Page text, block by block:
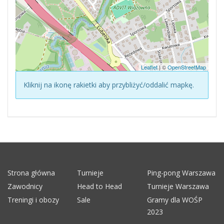
Leaflet| ©OpenStreetMap
Kliknij na ikonę rakietki aby przybliżyć/oddalić mapkę.
Strona główna Turnieje
Ping-pong Warszawa
Zawodnicy
Head to Head
Turnieje Warszawa
Treningi i obozy
Sale
Gramy dla WOŚP
2023